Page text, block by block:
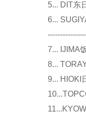
5... DIT东
6...
7... IJIMA
8...
9... HIOKI